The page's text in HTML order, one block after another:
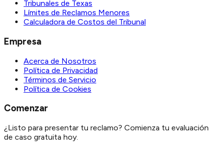
Tribunales de Texas
Límites de Reclamos Menores
Calculadora de Costos del Tribunal
Empresa
Acerca de Nosotros
Política de Privacidad
Términos de Servicio
Política de Cookies
Comenzar
¿Listo para presentar tu reclamo? Comienza tu evaluación
de caso gratuita hoy.